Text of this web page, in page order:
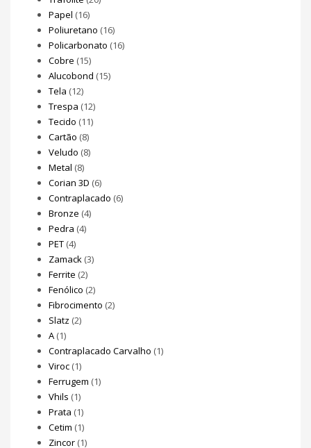
Papel (16)
Poliuretano (16)
Policarbonato (16)
Cobre (15)
Alucobond (15)
Tela (12)
Trespa (12)
Tecido (11)
Cartão (8)
Veludo (8)
Metal (8)
Corian 3D (6)
Contraplacado (6)
Bronze (4)
Pedra (4)
PET (4)
Zamack (3)
Ferrite (2)
Fenólico (2)
Fibrocimento (2)
Slatz (2)
A (1)
Contraplacado Carvalho (1)
Viroc (1)
Ferrugem (1)
Vhils (1)
Prata (1)
Cetim (1)
Zincor (1)